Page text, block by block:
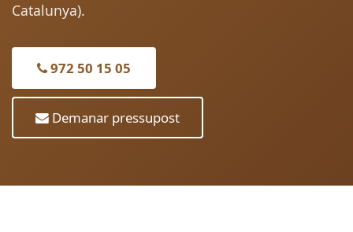
Catalunya).
972 50 15 05
Demanar pressupost